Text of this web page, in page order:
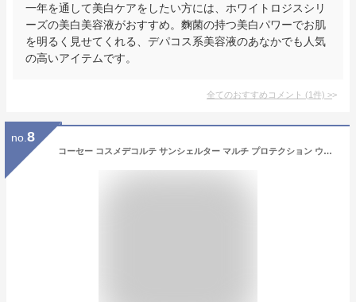
一年を通して美白ケアをしたい方には、ホワイトロジスシリ
ーズの美白美容液がおすすめ。麴菌の持つ美白パワーでお肌
を明るく見せてくれる、デパコス系美容液のあなかでも人気
の高いアイテムです。
全てのおすすめコメント (1件) >
no. 8
コーセー コスメデコルテ サンシェルター マルチ プロテクション ウォーターレジスタント 60g SPF50+/PA++++ 60g 日焼け止め